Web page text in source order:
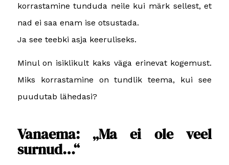
korrastamine tunduda neile kui märk sellest, et
nad ei saa enam ise otsustada.
Ja see teebki asja keeruliseks.
Minul on isiklikult kaks väga erinevat kogemust.
Miks korrastamine on tundlik teema, kui see
puudutab lähedasi?
Vanaema: „Ma ei ole veel
surnud…“